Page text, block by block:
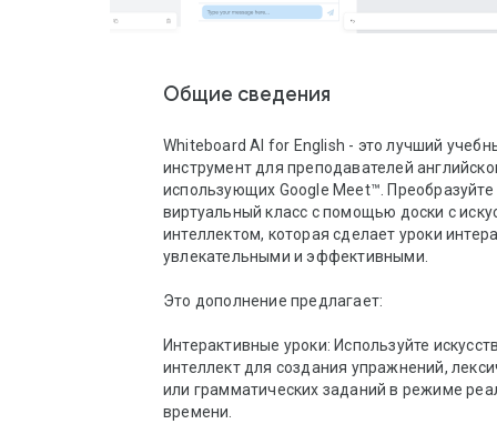
Общие сведения
Whiteboard AI for English - это лучший
инструмент для преподавателей
использующих Google Meet™. Преобразуйте
виртуальный класс с помощью доски с
интеллектом, которая сделает уроки
увлекательными и эффективными.
Это дополнение предлагает:
Интерактивные уроки: Используйте
интеллект для создания упражнений,
или грамматических заданий в режиме
времени.